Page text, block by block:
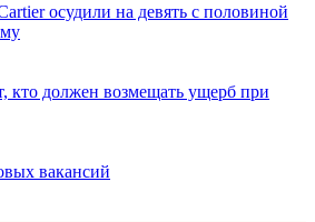
осудили на девять с половиной
кто должен возмещать ущерб при
вакансий